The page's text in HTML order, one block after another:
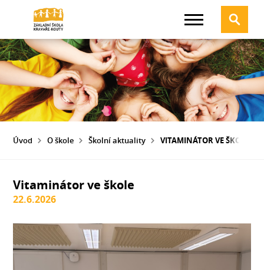
Úvod O škole Školní aktuality VITAMINÁTOR VE ŠKOLE
Vitaminátor ve škole
22.6.2026